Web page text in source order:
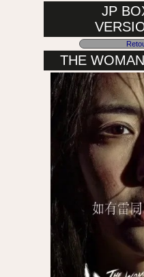
JP
THE